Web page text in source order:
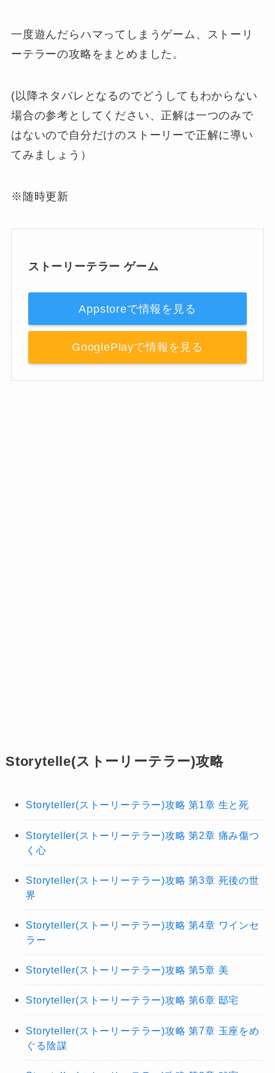
一度遊んだらハマってしまうゲーム、ストーリ
ーテラーの攻略をまとめました。
(以降ネタバレとなるのでどうしてもわからない
場合の参考としてください、正解は一つのみで
はないので自分だけのストーリーで正解に導い
てみましょう）
※随時更新
ストーリーテラー ゲーム
Appstoreで情報を見る
GooglePlayで情報を見る
Storytelle(ストーリーテラー)攻略
Storyteller(ストーリーテラー)攻略 第1章 生と死
Storyteller(ストーリーテラー)攻略 第2章 痛み傷つ
く心
Storyteller(ストーリーテラー)攻略 第3章 死後の世
界
Storyteller(ストーリーテラー)攻略 第4章 ワインセ
ラー
Storyteller(ストーリーテラー)攻略 第5章 美
Storyteller(ストーリーテラー)攻略 第6章 邸宅
Storyteller(ストーリーテラー)攻略 第7章 玉座をめ
ぐる陰謀